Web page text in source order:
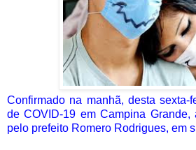
Confirmado na manhã, desta sexta-
de COVID-19 em Campina Grande,
pelo prefeito Romero Rodrigues, em